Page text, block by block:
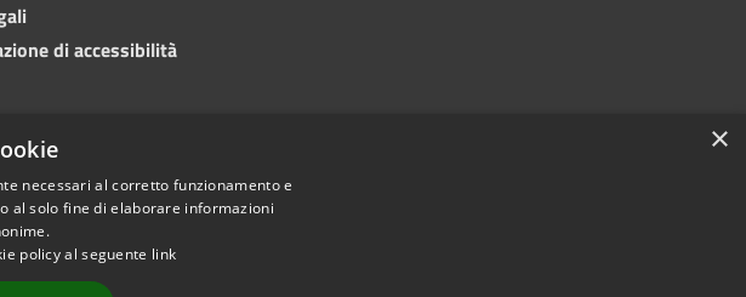
di accessibilità
×
necessari al corretto funzionamento e
al solo fine di elaborare informazioni
policy al seguente link